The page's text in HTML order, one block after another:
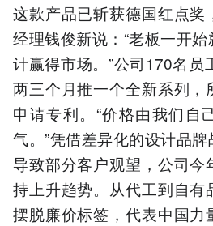
这款产品已斩获德国红点奖
经理钱俊新说：“老板一开
计赢得市场。”公司170名
两三个月推一个全新系列，
申请专利。“价格由我们自
气。”凭借差异化的设计品
导致部分客户观望，公司今
持上升趋势。从代工到自有
摆脱廉价标签，代表中国力